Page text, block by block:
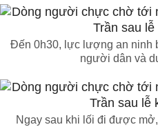
Đến 0h30, lực lượng an ninh
người dân và
Ngay sau khi lối đi được